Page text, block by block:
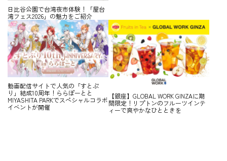
日比谷公園で台湾夜市体験！「屋台
湾フェス2026」の魅力をご紹介
動画配信サイトで人気の「すとぷ
り」結成10周年！ららぽーとと
MIYASHITA PARKでスペシャルコラボ
イベントが開催
【銀座】GLOBAL WORK GINZAに期
間限定！リプトンのフルーツインテ
ィーで爽やかなひとときを